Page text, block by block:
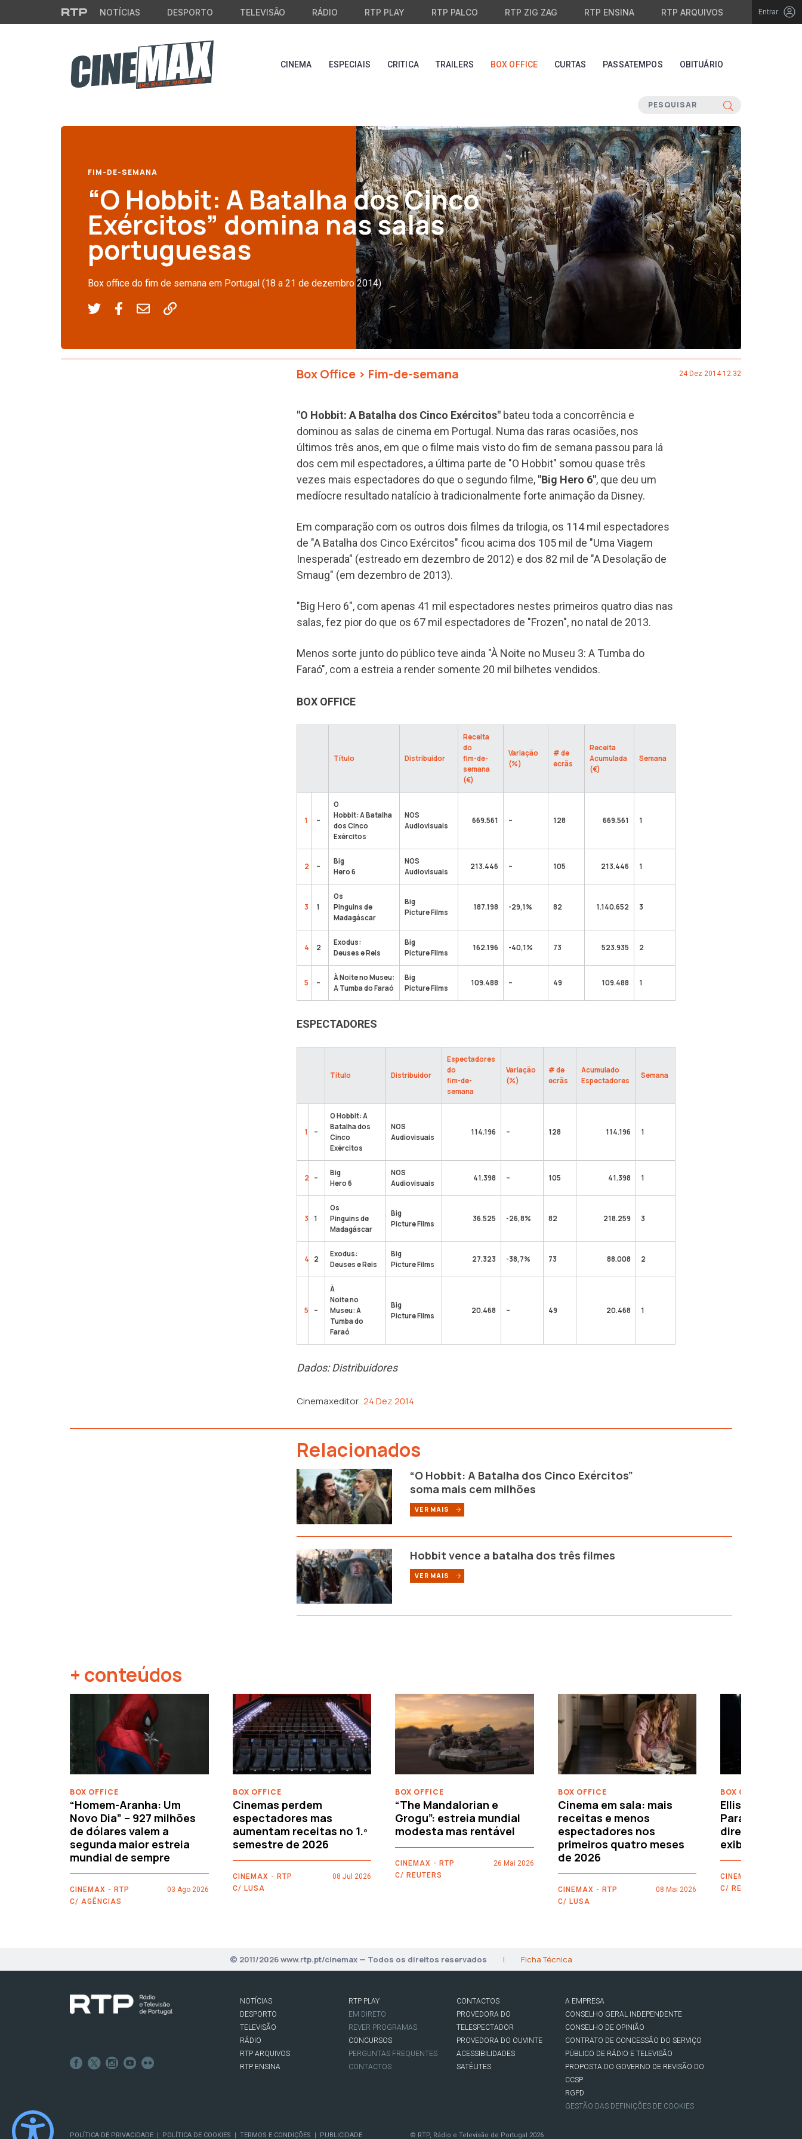
Saltar para o conteúdo principal
NOTÍCIAS DESPORTO TELEVISÃO RÁDIO RTP PLAY RTP PALCO RTP ZIG ZAG RTP ENSINA RTP ARQUIVOS Entrar
CINEMA ESPECIAIS CRITICA TRAILERS BOX OFFICE CURTAS PASSATEMPOS OBITUÁRIO
FIM-DE-SEMANA
“O Hobbit: A Batalha dos Cinco
Exércitos” domina nas salas
portuguesas
Box office do fim de semana em Portugal (18 a 21 de dezembro 2014)
Box Office > Fim-de-semana 24 Dez 2014 12:32
"O Hobbit: A Batalha dos Cinco Exércitos" bateu toda a concorrência e
dominou as salas de cinema em Portugal. Numa das raras ocasiões, nos
últimos três anos, em que o filme mais visto do fim de semana passou para lá
dos cem mil espectadores, a última parte de "O Hobbit" somou quase três
vezes mais espectadores do que o segundo filme, "Big Hero 6", que deu um
medíocre resultado natalício à tradicionalmente forte animação da Disney.
Em comparação com os outros dois filmes da trilogia, os 114 mil espectadores
de "A Batalha dos Cinco Exércitos" ficou acima dos 105 mil de "Uma Viagem
Inesperada" (estreado em dezembro de 2012) e dos 82 mil de "A Desolação de
Smaug" (em dezembro de 2013).
"Big Hero 6", com apenas 41 mil espectadores nestes primeiros quatro dias nas
salas, fez pior do que os 67 mil espectadores de "Frozen", no natal de 2013.
Menos sorte junto do público teve ainda "À Noite no Museu 3: A Tumba do
Faraó", com a estreia a render somente 20 mil bilhetes vendidos.
BOX OFFICE
Título Distribuidor
Receita
do
fim-de-
semana
(€)
Variação
(%)
# de
ecrãs
Receita
Acumulada
(€)
Semana
1 –
O
Hobbit: A Batalha
dos Cinco
Exércitos
NOS
Audiovisuais
669.561 – 128 669.561 1
2 –
Big
Hero 6
NOS
Audiovisuais
213.446 – 105 213.446 1
3 1
Os
Pinguins de
Madagáscar
Big
Picture Films
187.198 -29,1% 82 1.140.652 3
4 2
Exodus:
Deuses e Reis
Big
Picture Films
162.196 -40,1% 73 523.935 2
5 –
À Noite no Museu:
A Tumba do Faraó
Big
Picture Films
109.488 – 49 109.488 1
ESPECTADORES
Título Distribuidor
Espectadores
do
fim-de-
semana
Variação
(%)
# de
ecrãs
Acumulado
Espectadores
Semana
1 –
O Hobbit: A
Batalha dos
Cinco
Exércitos
NOS
Audiovisuais
114.196 – 128 114.196 1
2 –
Big
Hero 6
NOS
Audiovisuais
41.398 – 105 41.398 1
3 1
Os
Pinguins de
Madagáscar
Big
Picture Films
36.525 -26,8% 82 218.259 3
4 2
Exodus:
Deuses e Reis
Big
Picture Films
27.323 -38,7% 73 88.008 2
5 –
À
Noite no
Museu: A
Tumba do
Faraó
Big
Picture Films
20.468 – 49 20.468 1
Dados: Distribuidores
Cinemaxeditor 24 Dez 2014
Relacionados
“O Hobbit: A Batalha dos Cinco Exércitos”
soma mais cem milhões
VER MAIS
Hobbit vence a batalha dos três filmes
VER MAIS
+ conteúdos
BOX OFFICE
“Homem-Aranha: Um
Novo Dia” – 927 milhões
de dólares valem a
segunda maior estreia
mundial de sempre
CINEMAX - RTP
C/ AGÊNCIAS
03 Ago 2026
BOX OFFICE
Cinemas perdem
espectadores mas
aumentam receitas no 1.º
semestre de 2026
CINEMAX - RTP
C/ LUSA
08 Jul 2026
BOX OFFICE
“The Mandalorian e
Grogu”: estreia mundial
modesta mas rentável
CINEMAX - RTP
C/ REUTERS
26 Mai 2026
BOX OFFICE
Cinema em sala: mais
receitas e menos
espectadores nos
primeiros quatro meses
de 2026
CINEMAX - RTP
C/ LUSA
08 Mai 2026
BOX OFFICE
Ellison leva o
directamente
exibidores
CINEMAX - RTP
C/ REUTERS
© 2011/2026 www.rtp.pt/cinemax — Todos os direitos reservados | Ficha Técnica
NOTÍCIAS
DESPORTO
TELEVISÃO
RÁDIO
RTP ARQUIVOS
RTP ENSINA
RTP PLAY
EM DIRETO
REVER PROGRAMAS
CONCURSOS
PERGUNTAS FREQUENTES
CONTACTOS
CONTACTOS
PROVEDORA DO
TELESPECTADOR
PROVEDORA DO OUVINTE
ACESSIBILIDADES
SATÉLITES
A EMPRESA
CONSELHO GERAL INDEPENDENTE
CONSELHO DE OPINIÃO
CONTRATO DE CONCESSÃO DO SERVIÇO
PÚBLICO DE RÁDIO E TELEVISÃO
PROPOSTA DO GOVERNO DE REVISÃO DO
CCSP
RGPD
GESTÃO DAS DEFINIÇÕES DE COOKIES
POLÍTICA DE PRIVACIDADE POLÍTICA DE COOKIES TERMOS E CONDIÇÕES PUBLICIDADE © RTP, Rádio e Televisão de Portugal 2026